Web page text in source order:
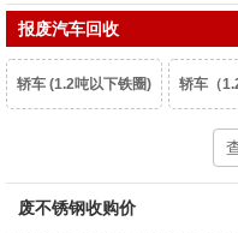
民用生铝 国标生铝白料
熟铝屑铝水价
边角冲片 矽钢片
小压缩机 铝芯电机
家用铁壳水泵 家用铝壳水泵
S9-
废锡（63%） 机械镁
报废汽车回收
轿车 (1.2吨以下铁圈) 轿车（
豪
面包车(铝圈) 皮卡车(铁圈)
废不锈钢收购价